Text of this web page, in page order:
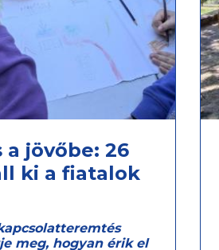
jövőbe: 26
ki a fiatalok
meg, hogyan érik el